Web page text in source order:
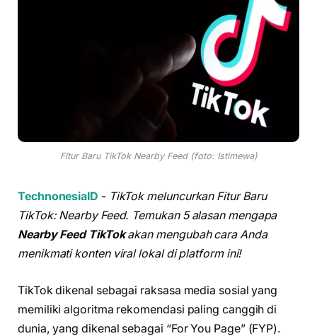
Fitur Baru TikTok Nearby Feed (foto: Istimewa)
TechnonesiaID - TikTok meluncurkan Fitur Baru
TikTok: Nearby Feed. Temukan 5 alasan mengapa
Nearby Feed TikTokakan mengubah cara Anda
menikmati konten viral lokal di platform ini!
TikTok dikenal sebagai raksasa media sosial yang
memiliki algoritma rekomendasi paling canggih di
dunia, yang dikenal sebagai “For You Page” (FYP).